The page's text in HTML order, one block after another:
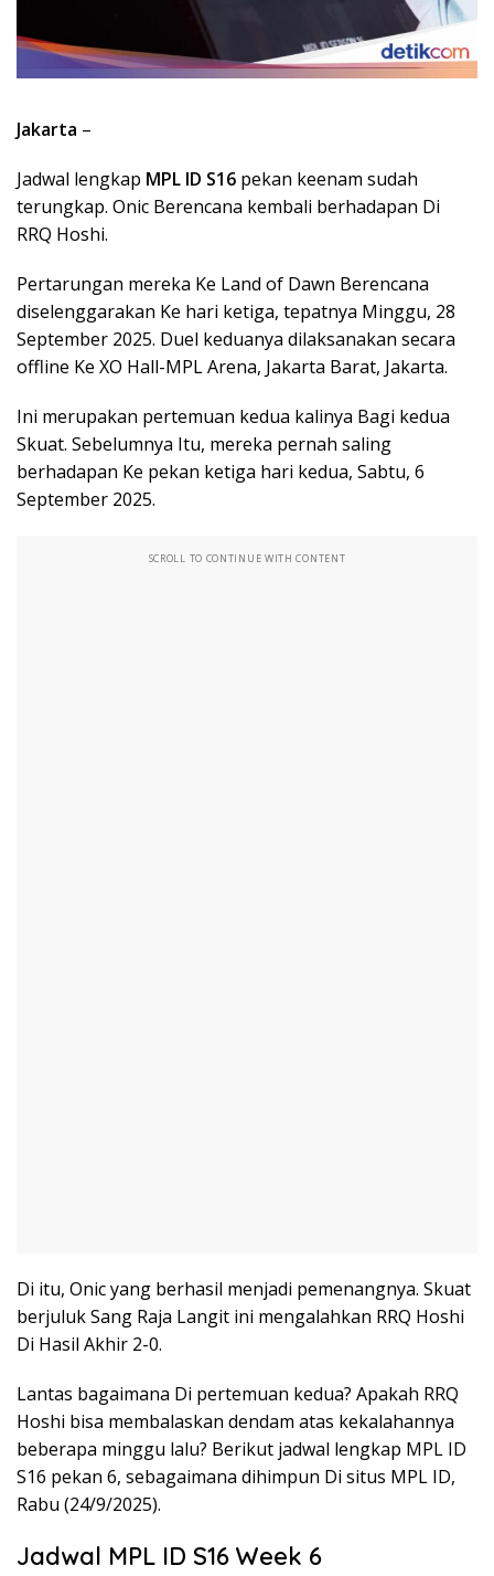
Jakarta –
Jadwal lengkap MPL ID S16 pekan keenam sudah
terungkap. Onic Berencana kembali berhadapan Di
RRQ Hoshi.
Pertarungan mereka Ke Land of Dawn Berencana
diselenggarakan Ke hari ketiga, tepatnya Minggu, 28
September 2025. Duel keduanya dilaksanakan secara
offline Ke XO Hall-MPL Arena, Jakarta Barat, Jakarta.
Ini merupakan pertemuan kedua kalinya Bagi kedua
Skuat. Sebelumnya Itu, mereka pernah saling
berhadapan Ke pekan ketiga hari kedua, Sabtu, 6
September 2025.
SCROLL TO CONTINUE WITH CONTENT
Di itu, Onic yang berhasil menjadi pemenangnya. Skuat
berjuluk Sang Raja Langit ini mengalahkan RRQ Hoshi
Di Hasil Akhir 2-0.
Lantas bagaimana Di pertemuan kedua? Apakah RRQ
Hoshi bisa membalaskan dendam atas kekalahannya
beberapa minggu lalu? Berikut jadwal lengkap MPL ID
S16 pekan 6, sebagaimana dihimpun Di situs MPL ID,
Rabu (24/9/2025).
Jadwal MPL ID S16 Week 6